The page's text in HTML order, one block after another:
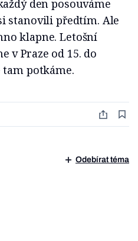
den posouváme
stanovili předtím. Ale
klapne. Letošní
v Praze od 15. do
tam potkáme.
Odebírat téma